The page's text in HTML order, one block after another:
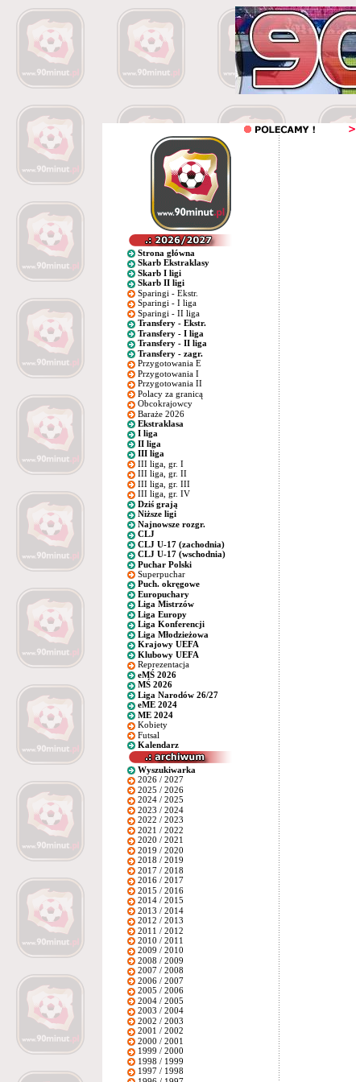
Strona główna
Skarb Ekstraklasy
Skarb I ligi
Skarb II ligi
Sparingi - Ekstr.
Sparingi - I liga
Sparingi - II liga
Transfery - Ekstr.
Transfery - I liga
Transfery - II liga
Transfery - zagr.
Przygotowania E
Przygotowania I
Przygotowania II
Polacy za granicą
Obcokrajowcy
Baraże 2026
Ekstraklasa
I liga
II liga
III liga
III liga, gr. I
III liga, gr. II
III liga, gr. III
III liga, gr. IV
Dziś grają
Niższe ligi
Najnowsze rozgr.
CLJ
CLJ U-17 (zachodnia)
CLJ U-17 (wschodnia)
Puchar Polski
Superpuchar
Puch. okręgowe
Europuchary
Liga Mistrzów
Liga Europy
Liga Konferencji
Liga Młodzieżowa
Krajowy UEFA
Klubowy UEFA
Reprezentacja
eMŚ 2026
MŚ 2026
Liga Narodów 26/27
eME 2024
ME 2024
Kobiety
Futsal
Kalendarz
Wyszukiwarka
2026 / 2027
2025 / 2026
2024 / 2025
2023 / 2024
2022 / 2023
2021 / 2022
2020 / 2021
2019 / 2020
2018 / 2019
2017 / 2018
2016 / 2017
2015 / 2016
2014 / 2015
2013 / 2014
2012 / 2013
2011 / 2012
2010 / 2011
2009 / 2010
2008 / 2009
2007 / 2008
2006 / 2007
2005 / 2006
2004 / 2005
2003 / 2004
2002 / 2003
2001 / 2002
2000 / 2001
1999 / 2000
1998 / 1999
1997 / 1998